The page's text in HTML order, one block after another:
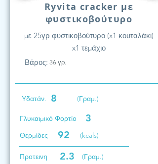
Ryvita cracker με
φυστικοβούτυρο
με 25γρ φυστικοβούτυρο (x1 κουταλάκι)
x1 τεμάχιο
Βάρος: 36 γρ.
Υδατάν. 8 (Γραμ.)
Γλυκαιμικό Φορτίο 3
Θερμίδες 92 (kcals)
Προτεινη 2.3
(Γραμ.)